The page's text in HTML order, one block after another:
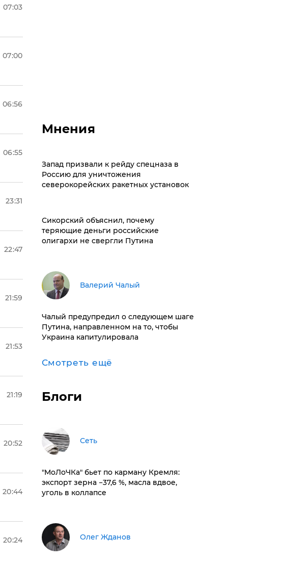
07:03
07:00
06:56
06:55
23:31
22:47
21:59
21:53
21:19
20:52
20:44
20:24
Мнения
Запад призвали к рейду спецназа в
Россию для уничтожения
северокорейских ракетных установок
Сикорский объяснил, почему
теряющие деньги российские
олигархи не свергли Путина
Валерий Чалый
Чалый предупредил о следующем шаге
Путина, направленном на то, чтобы
Украина капитулировала
Смотреть ещё
Блоги
Сеть
​"МоЛоЧКа" бьет по карману Кремля:
экспорт зерна −37,6 %, масла вдвое,
уголь в коллапсе
Олег Жданов